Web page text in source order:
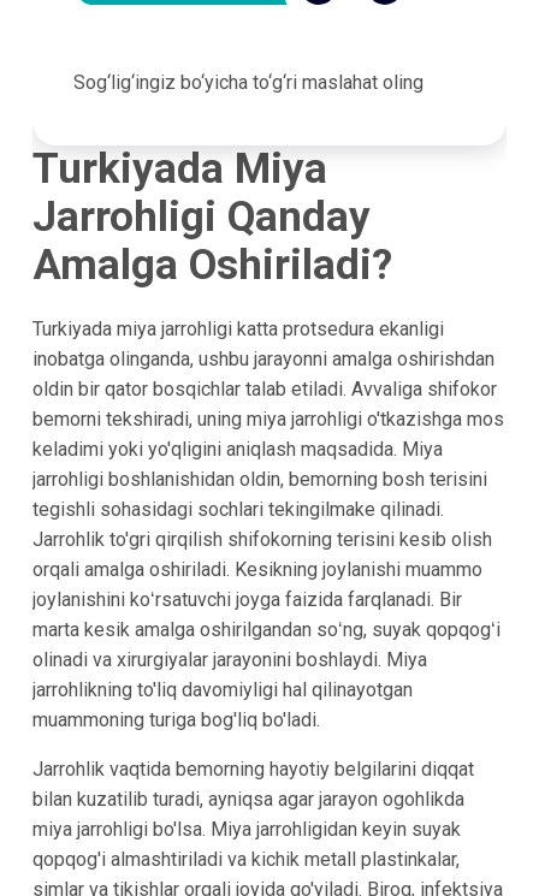
Sog‘lig‘ingiz bo‘yicha to‘g‘ri maslahat oling
Turkiyada Miya
Jarrohligi Qanday
Amalga Oshiriladi?
Turkiyada miya jarrohligi katta protsedura ekanligi
inobatga olinganda, ushbu jarayonni amalga oshirishdan
oldin bir qator bosqichlar talab etiladi. Avvaliga shifokor
bemorni tekshiradi, uning miya jarrohligi o'tkazishga mos
keladimi yoki yo'qligini aniqlash maqsadida. Miya
jarrohligi boshlanishidan oldin, bemorning bosh terisini
tegishli sohasidagi sochlari tekingilmake qilinadi.
Jarrohlik to'gri qirqilish shifokorning terisini kesib olish
orqali amalga oshiriladi. Kesikning joylanishi muammo
joylanishini koʻrsatuvchi joyga faizida farqlanadi. Bir
marta kesik amalga oshirilgandan soʻng, suyak qopqogʻi
olinadi va xirurgiyalar jarayonini boshlaydi. Miya
jarrohlikning to'liq davomiyligi hal qilinayotgan
muammoning turiga bog'liq bo'ladi.
Jarrohlik vaqtida bemorning hayotiy belgilarini diqqat
bilan kuzatilib turadi, ayniqsa agar jarayon ogohlikda
miya jarrohligi bo'lsa. Miya jarrohligidan keyin suyak
qopqog'i almashtiriladi va kichik metall plastinkalar,
simlar va tikishlar orqali joyida qo'yiladi. Biroq, infektsiya